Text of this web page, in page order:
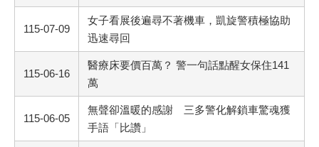
115-07-09
女子看展後遍尋不著機車，凱旋警積極協助
迅速尋回
115-06-16
醫療床要價百萬？ 警一句話點醒女保住141
萬
115-06-05
無聲卻溫暖的感謝 三多警化解鎖車驚魂獲
手語「比讚」